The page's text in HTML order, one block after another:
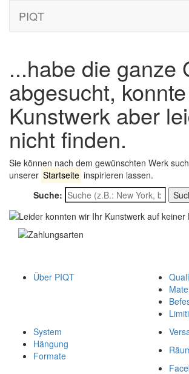
PIQT
...habe die ganze
abgesucht,
Kunstwerk aber
nicht finden.
Sie können nach dem gewünschten Werk
unserer Startseite inspirieren lassen.
Suche:
Über PIQT
System
Hängung
Formate